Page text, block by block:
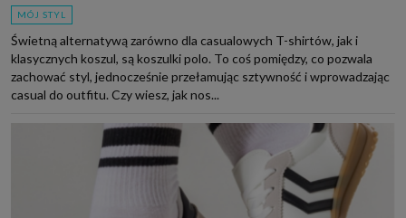
MÓJ STYL
Świetną alternatywą zarówno dla casualowych T-shirtów, jak i
klasycznych koszul, są koszulki polo. To coś pomiędzy, co pozwala
zachować styl, jednocześnie przełamując sztywność i wprowadzając
casual do outfitu. Czy wiesz, jak nos...